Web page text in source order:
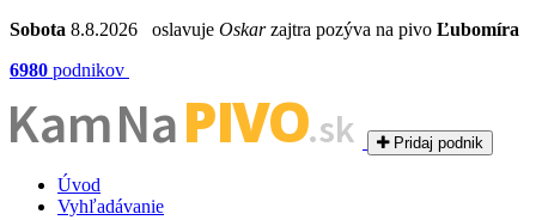
Sobota 8.8.2026 oslavuje Oskarzajtra pozýva na pivo Ľubomíra
6980 podnikov
Kam NaPIVO.sk Pridaj podnik
Úvod
Vyhľadávanie